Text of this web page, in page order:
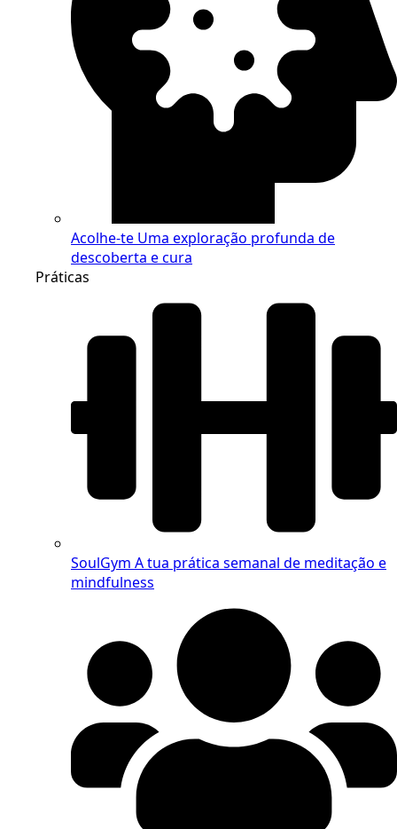
Acolhe-te Uma exploração profunda de
descoberta e cura
Práticas
SoulGym A tua prática semanal de meditação e
mindfulness